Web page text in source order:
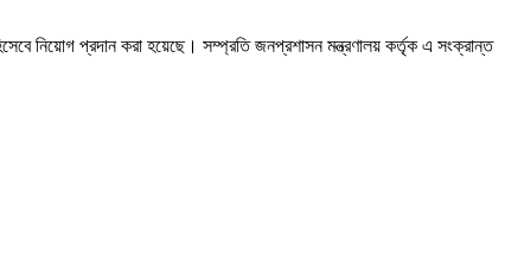
নিয়োগ প্রদান করা হয়েছে। সম্প্রতি জনপ্রশাসন মন্ত্রণালয় কর্তৃক এ সংক্রান্ত